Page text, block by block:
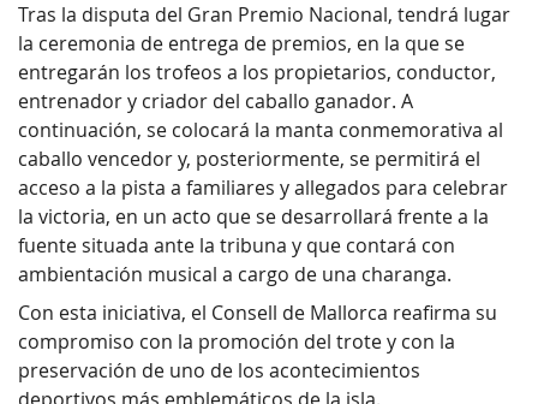
Tras la disputa del Gran Premio Nacional, tendrá lugar
la ceremonia de entrega de premios, en la que se
entregarán los trofeos a los propietarios, conductor,
entrenador y criador del caballo ganador. A
continuación, se colocará la manta conmemorativa al
caballo vencedor y, posteriormente, se permitirá el
acceso a la pista a familiares y allegados para celebrar
la victoria, en un acto que se desarrollará frente a la
fuente situada ante la tribuna y que contará con
ambientación musical a cargo de una charanga.
Con esta iniciativa, el Consell de Mallorca reafirma su
compromiso con la promoción del trote y con la
preservación de uno de los acontecimientos